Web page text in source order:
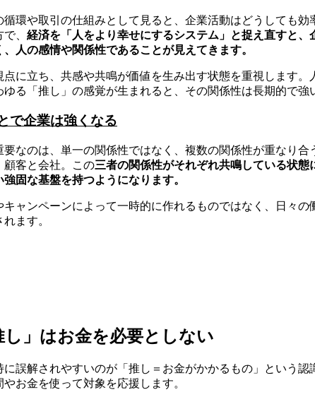
循環や取引の仕組みとして見ると、企業活動はどうしても効
、 経済を「人をより幸せにするシステム」と捉え直すと、
人の感情や関係性であることが見えてきます。
に立ち、共感や共鳴が価値を生み出す状態を重視します。
る「推し」の感覚が生まれると、その関係性は長期的で強
で企業は強くなる
なのは、単一の関係性ではなく、複数の関係性が重なり合
顧客と会社。この三者の関係性がそれぞれ共鳴している状態
固な基盤を持つようになります。
キャンペーンによって一時的に作れるものではなく、日々の
ます。
し」はお金を必要としない
に誤解されやすいのが「推し＝お金がかかるもの」という認
お金を使って対象を応援します。